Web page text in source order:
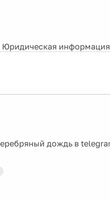
Юридическая информация